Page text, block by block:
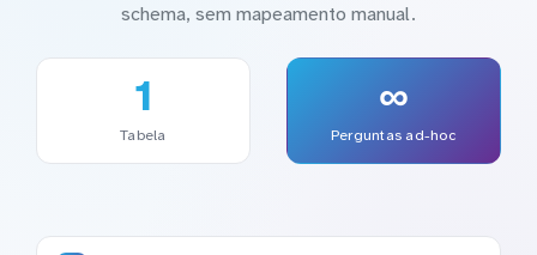
schema, sem mapeamento manual.
1
Tabela
∞
Perguntas ad-hoc